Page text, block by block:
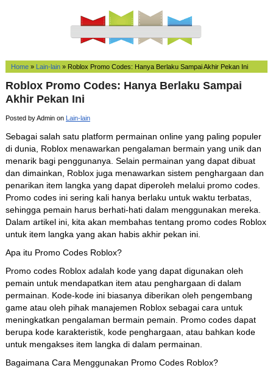
Home» Lain-lain» Roblox Promo Codes: Hanya Berlaku Sampai Akhir Pekan Ini
Roblox Promo Codes: Hanya Berlaku Sampai
Akhir Pekan Ini
Posted by Admin on Lain-lain
Sebagai salah satu platform permainan online yang paling populer
di dunia, Roblox menawarkan pengalaman bermain yang unik dan
menarik bagi penggunanya. Selain permainan yang dapat dibuat
dan dimainkan, Roblox juga menawarkan sistem penghargaan dan
penarikan item langka yang dapat diperoleh melalui promo codes.
Promo codes ini sering kali hanya berlaku untuk waktu terbatas,
sehingga pemain harus berhati-hati dalam menggunakan mereka.
Dalam artikel ini, kita akan membahas tentang promo codes Roblox
untuk item langka yang akan habis akhir pekan ini.
Apa itu Promo Codes Roblox?
Promo codes Roblox adalah kode yang dapat digunakan oleh
pemain untuk mendapatkan item atau penghargaan di dalam
permainan. Kode-kode ini biasanya diberikan oleh pengembang
game atau oleh pihak manajemen Roblox sebagai cara untuk
meningkatkan pengalaman bermain pemain. Promo codes dapat
berupa kode karakteristik, kode penghargaan, atau bahkan kode
untuk mengakses item langka di dalam permainan.
Bagaimana Cara Menggunakan Promo Codes Roblox?